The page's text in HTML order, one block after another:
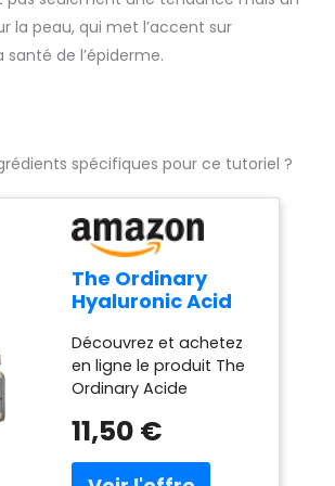
la peau, qui met l’accent sur
santé de l’épiderme.
spécifiques pour ce tutoriel ?
The Ordinary
Hyaluronic Acid
Ceramides),
Multi-Depth
Hydration Serum
for Plumper,
Smoother Skin,
30ml
Découvrez et achetez
en ligne le produit The
Ordinary Acide
30ml RENFORCE LA
céramides retiennent
11,50 €